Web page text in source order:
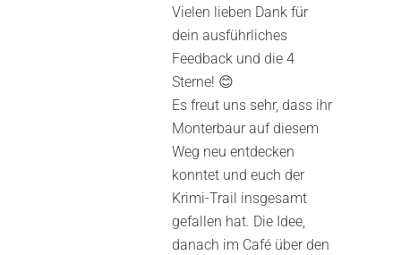
Vielen lieben Dank für
dein ausführliches
Feedback und die 4
Sterne! 😊
Es freut uns sehr, dass ihr
Monterbaur auf diesem
Weg neu entdecken
konntet und euch der
Krimi-Trail insgesamt
gefallen hat. Die Idee,
danach im Café über den